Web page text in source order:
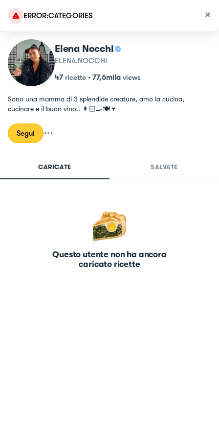
ERROR:CATEGORIES
Elena Nocchi
ELENA.NOCCHI
47 ricette • 77,6mila views
Sono una mamma di 3 splendide creature, amo la cucina,
cucinare e il buon vino.. 👩🏻‍🍳🍽🍷
Segui
CARICATE SALVATE
Questo utente non ha ancora
caricato ricette